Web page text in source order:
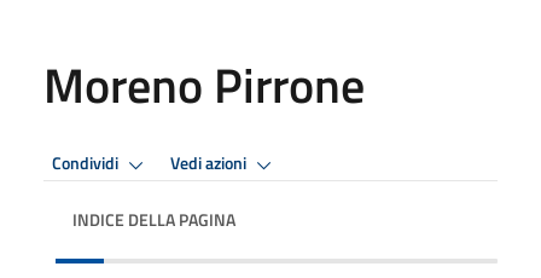
Moreno Pirrone
Condividi Vedi azioni
INDICE DELLA PAGINA